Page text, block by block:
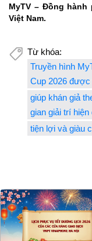
MyTV – Đồng
Việt Nam.
Từ khóa:
Truyền hình
Cup 2026 được
giúp khán giả
gian giải trí hiện
tiện lợi và giàu